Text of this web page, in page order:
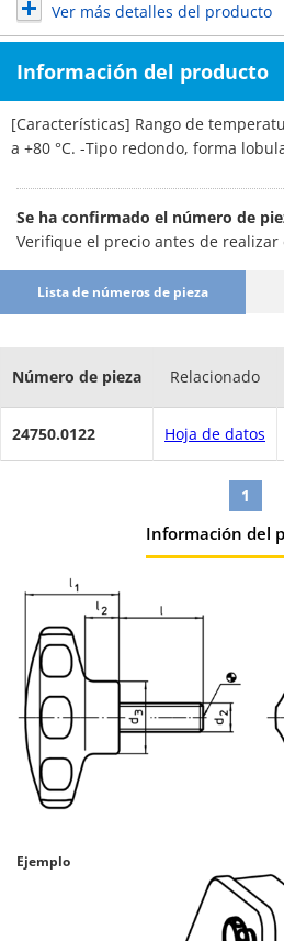
Ver más detalles del producto
Información del producto
[Características] Rango de
a +80 °C. -Tipo redondo, forma
Se ha confirmado el número de
Verifique el precio antes de
Lista de números de pieza
Número de pieza Relacionado
24750.0122 Hoja de datos
1
Información del
Ejemplo